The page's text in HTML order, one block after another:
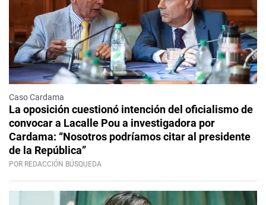
Caso Cardama
La oposición cuestionó intención del oficialismo de
convocar a Lacalle Pou a investigadora por
Cardama: “Nosotros podríamos citar al presidente
de la República”
POR REDACCIÓN BÚSQUEDA